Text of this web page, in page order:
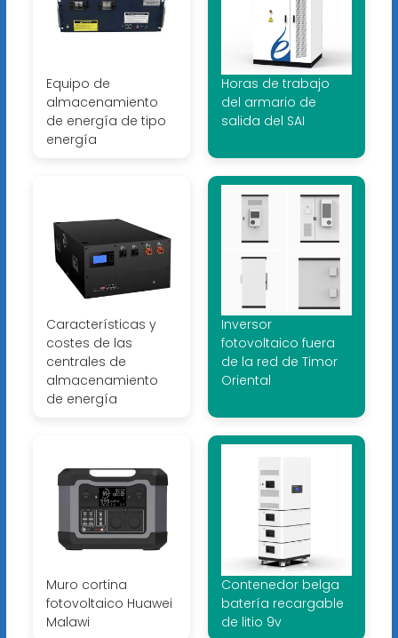
Equipo de
almacenamiento
de energía de tipo
energía
Horas de trabajo
del armario de
salida del SAI
Características y
costes de las
centrales de
almacenamiento
de energía
Inversor
fotovoltaico fuera
de la red de Timor
Oriental
Muro cortina
fotovoltaico Huawei
Malawi
Contenedor belga
batería recargable
de litio 9v